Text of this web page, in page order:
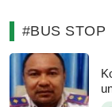
#BUS STOP